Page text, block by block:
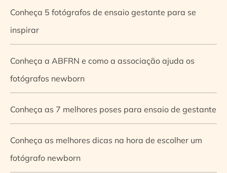
Conheça 5 fotógrafos de ensaio gestante para se
inspirar
Conheça a ABFRN e como a associação ajuda os
fotógrafos newborn
Conheça as 7 melhores poses para ensaio de gestante
Conheça as melhores dicas na hora de escolher um
fotógrafo newborn